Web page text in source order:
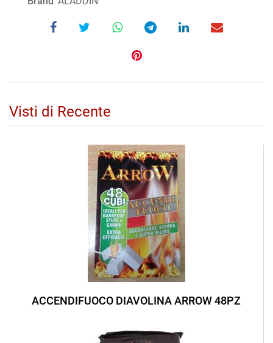
Visti di Recente
ACCENDIFUOCO DIAVOLINA ARROW 48PZ